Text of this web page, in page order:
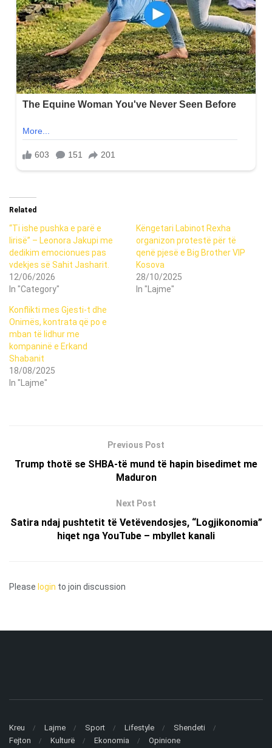
Related
“Ti ishe pushka e parë e
lirisë” – Leonora Jakupi me
dedikim emocionues pas
vdekjes së Sahit Jasharit.
12/06/2026
In "Category"
Këngetari Labinot Rexha
organizon protestë për të
qenë pjesë e Big Brother VIP
Kosova
28/10/2025
In "Lajme"
Konflikti mes Gjesti-t dhe
Onimës, kontrata që po e
mban të lidhur me
kompaninë e Erkand
Shabanit
18/08/2025
In "Lajme"
Previous Post
Trump thotë se SHBA-të mund të hapin bisedimet me
Maduron
Next Post
Satira ndaj pushtetit të Vetëvendosjes, “Logjikonomia”
hiqet nga YouTube – mbyllet kanali
Please login to join discussion
Kreu Lajme Sport Lifestyle
Shendeti
Fejton
Kulturë Ekonomia Opinione